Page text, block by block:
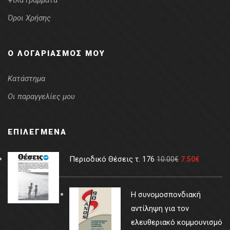
Όροι Χρήσης
Ο ΛΟΓΑΡΙΑΣΜΌΣ ΜΟΥ
Κατάστημα
Οι παραγγελίες μου
ΕΠΙΛΕΓΜΈΝΑ
Περιοδικό Θέσεις τ. 176 10.00€ 7.50€
Η συνομοσπονδιακή
αντίληψη για τον
ελευθεριακό κομμουνισμό